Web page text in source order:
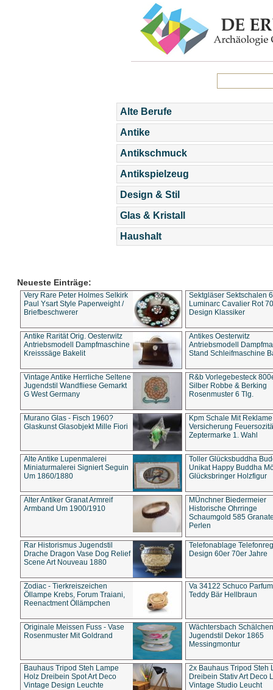
Alte Berufe
Antike
Antikschmuck
Antikspielzeug
Design & Stil
Glas & Kristall
Haushalt
Neueste Einträge:
Very Rare Peter Holmes Selkirk
Paul Ysart Style Paperweight /
Briefbeschwerer
Sektgläser Sektschalen
Luminarc Cavalier Rot
Design Klassiker
Antike Rarität Orig. Oesterwitz
Antriebsmodell Dampfmaschine
Kreisssäge Bakelit
Antikes Oesterwitz
Antriebsmodell
Stand Schleifmaschine
Vintage Antike Herrliche Seltene
Jugendstil Wandfliese Gemarkt
G West Germany
R&b Vorlegebesteck
Silber Robbe & Berking
Rosenmuster 6 Tlg.
Murano Glas - Fisch 1960?
Glaskunst Glasobjekt Mille Fiori
Kpm Schale Mit Reklame
Versicherung
Zeptermarke 1. Wahl
Alte Antike Lupenmalerei
Miniaturmalerei Signiert Seguin
Um 1860/1880
Toller Glücksbuddha
Unikat Happy Buddha
Glücksbringer Holzfigur
Alter Antiker Granat Armreif
Armband Um 1900/1910
MÜnchner Biedermeier
Historische Ohrringe
Schaumgold 585
Perlen
Rar Historismus Jugendstil
Drache Dragon Vase Dog Relief
Scene Art Nouveau 1880
Telefonablage
Design 60er 70er Jahre
Zodiac - Tierkreiszeichen
Öllampe Krebs, Forum Traiani,
Reenactment Öllämpchen
Va 34122 Schuco
Teddy Bär Hellbraun
Originale Meissen Fuss - Vase
Rosenmuster Mit Goldrand
Wächtersbach Schälchen
Jugendstil Dekor 1865
Messingmontur
Bauhaus Tripod Steh Lampe
Holz Dreibein Spot Art Deco
Vintage Design Leuchte
2x Bauhaus Tripod Steh
Dreibein Stativ Art Deco
Vintage Studio Leucht